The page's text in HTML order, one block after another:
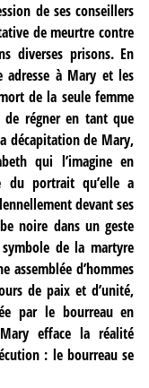
de ses conseillers
de meurtre contre
diverses prisons. En
à Mary et les
de la seule femme
régner en tant que
décapitation de Mary,
qui l’imagine en
du portrait qu’elle a
devant ses
noire dans un geste
de la martyre
assemblée d’hommes
de paix et d’unité,
par le bourreau en
efface la réalité
: le bourreau se